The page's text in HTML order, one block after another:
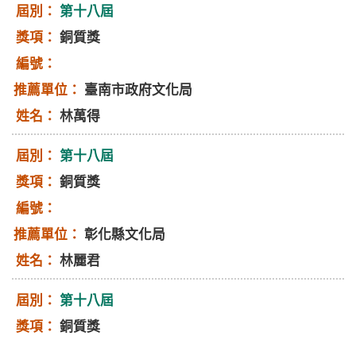
第十八屆
銅質獎
臺南市政府文化局
林萬得
第十八屆
銅質獎
彰化縣文化局
林麗君
第十八屆
銅質獎